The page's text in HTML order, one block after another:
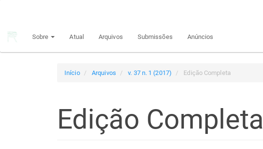
principal
Sobre Atual Arquivos Submissões Anúncios
Início Arquivos v. 37 n. 1 (2017) Edição Completa
Edição Completa